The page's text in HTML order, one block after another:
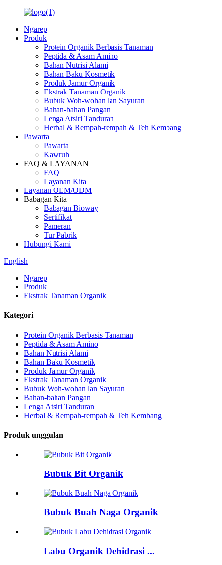
Ngarep
Produk
Protein Organik Berbasis Tanaman
Peptida & Asam Amino
Bahan Nutrisi Alami
Bahan Baku Kosmetik
Produk Jamur Organik
Ekstrak Tanaman Organik
Bubuk Woh-wohan lan Sayuran
Bahan-bahan Pangan
Lenga Atsiri Tanduran
Herbal & Rempah-rempah & Teh Kembang
Pawarta
Pawarta
Kawruh
FAQ & LAYANAN
FAQ
Layanan Kita
Layanan OEM/ODM
Babagan Kita
Babagan Bioway
Sertifikat
Pameran
Tur Pabrik
Hubungi Kami
English
Ngarep
Produk
Ekstrak Tanaman Organik
Kategori
Protein Organik Berbasis Tanaman
Peptida & Asam Amino
Bahan Nutrisi Alami
Bahan Baku Kosmetik
Produk Jamur Organik
Ekstrak Tanaman Organik
Bubuk Woh-wohan lan Sayuran
Bahan-bahan Pangan
Lenga Atsiri Tanduran
Herbal & Rempah-rempah & Teh Kembang
Produk unggulan
Bubuk Bit Organik
Bubuk Buah Naga Organik
Labu Organik Dehidrasi ...